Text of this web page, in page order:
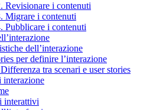
Revisionare i contenuti
Migrare i contenuti
Pubblicare i contenuti
dell’interazione
per definire l’interazione
tra scenari e user stories
interazione
interattivi